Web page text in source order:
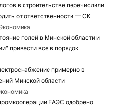
в строительстве перечислили
от ответственности — СК
полей в Минской области и
привести все в порядок
примерно в
Минской области
ЕАЭС одобрено